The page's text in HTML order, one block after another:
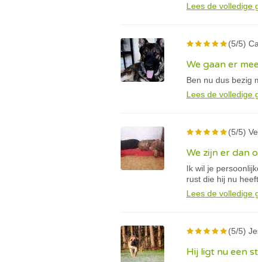
Lees de volledige
(5/5)
We gaan er
Ben nu dus bezig
Lees de volledige
(5/5)
We zijn er dan
Ik wil je
rust die hij nu
Lees de volledige
(5/5)
Hij ligt nu een